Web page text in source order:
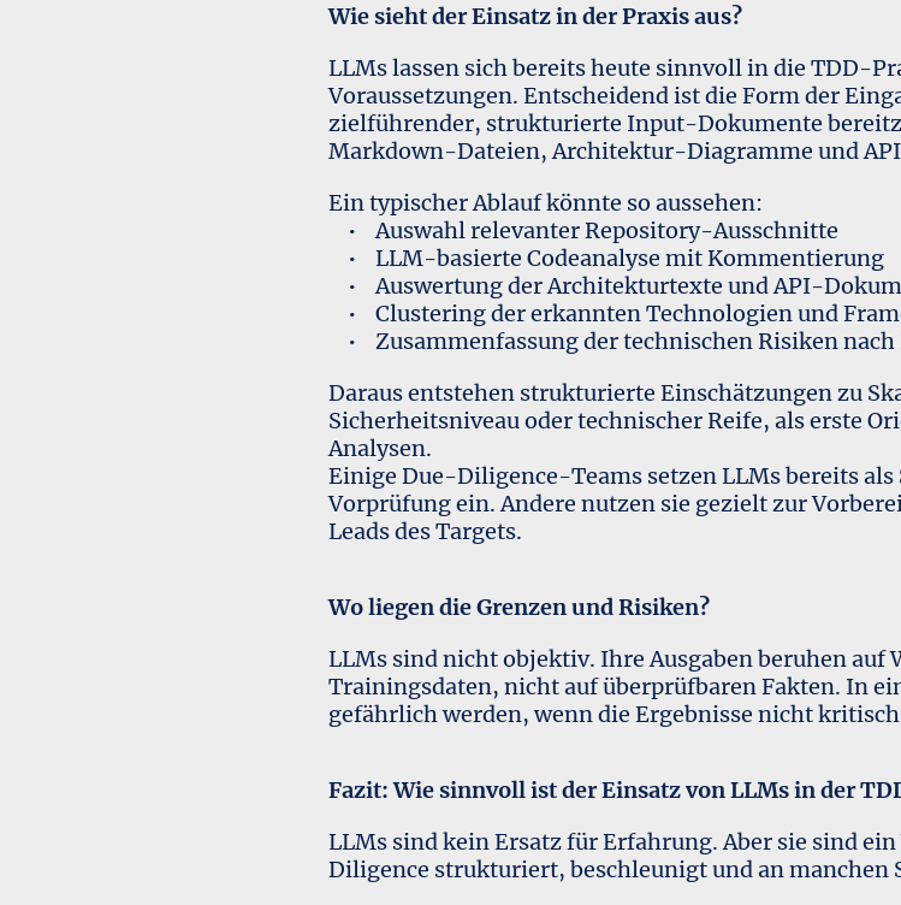
Wie sieht der Einsatz in der Praxis aus?
LLMs lassen sich bereits heute sinnvoll in die TDD-
Voraussetzungen. Entscheidend ist die Form der
zielführender, strukturierte Input-Dokumente
Markdown-Dateien, Architektur-Diagramme und
Ein typischer Ablauf könnte so aussehen:
• Auswahl relevanter Repository-Ausschnitte
• LLM-basierte Codeanalyse mit Kommentierung
• Auswertung der Architekturtexte und API-
• Clustering der erkannten Technologien und
• Zusammenfassung der technischen Risiken nach
Daraus entstehen strukturierte Einschätzungen zu
Sicherheitsniveau oder technischer Reife, als erste
Analysen.
Einige Due-Diligence-Teams setzen LLMs bereits
Vorprüfung ein. Andere nutzen sie gezielt zur
Leads des Targets.
Wo liegen die Grenzen und Risiken?
LLMs sind nicht objektiv. Ihre Ausgaben beruhen auf
Trainingsdaten, nicht auf überprüfbaren Fakten. In
gefährlich werden, wenn die Ergebnisse nicht
Fazit: Wie sinnvoll ist der Einsatz von LLMs in der
LLMs sind kein Ersatz für Erfahrung. Aber sie sind
Diligence strukturiert, beschleunigt und an